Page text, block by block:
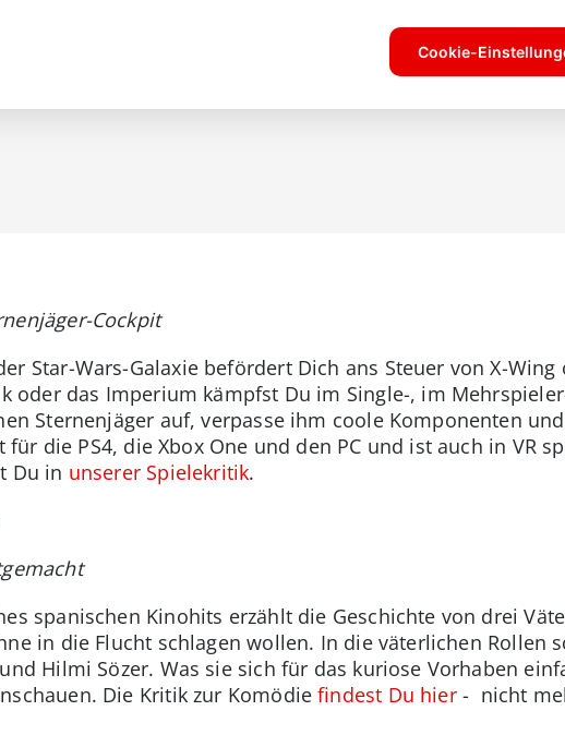
Cockpit
Star-Wars-Galaxie befördert Dich ans Steuer von X-Wing
oder das Imperium kämpfst Du im Single-, im
Sternenjäger auf, verpasse ihm coole Komponenten
die PS4, die Xbox One und den PC und ist auch in VR
Du in unserer Spielekritik.
spanischen Kinohits erzählt die Geschichte von drei
in die Flucht schlagen wollen. In die väterlichen Rollen
Hilmi Sözer. Was sie sich für das kuriose Vorhaben
Die Kritik zur Komödiefindest Du hier- nicht